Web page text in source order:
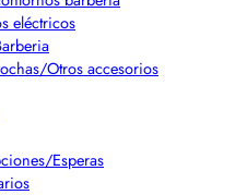
eléctricos
Otros accesorios
Esperas